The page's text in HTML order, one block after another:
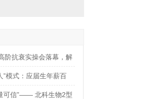
阶抗衰实操会落幕，解
”模式：应届生年薪百
！
可信”—— 北科生物2型